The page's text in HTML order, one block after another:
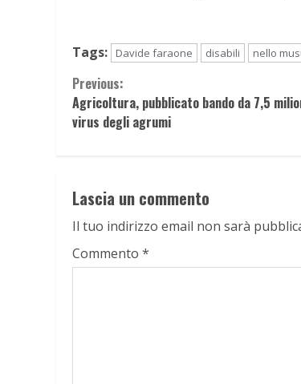
Tags: Davide faraone disabili nello
Continue
Reading
Previous:
Agricoltura, pubblicato bando da 7,5
virus degli agrumi
Lascia un commento
Il tuo indirizzo email non sarà
Commento *